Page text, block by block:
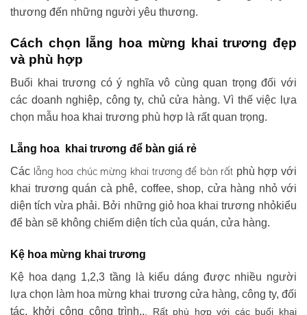
thương đến những người yêu thương.
Cách chọn lẵng hoa mừng khai trương đẹp
và phù hợp
Buổi khai trương có ý nghĩa vô cùng quan trọng đối với
các doanh nghiệp, công ty, chủ cửa hàng. Vì thế việc lựa
chọn mẫu hoa khai trương phù hợp là rất quan trọng.
Lẵng hoa khai trương để bàn giá rẻ
Các lẵng hoa chúc mừng khai trương để bàn rất phù hợp với
khai trương quán cà phê, coffee, shop, cửa hàng nhỏ với
diện tích vừa phải. Bởi những giỏ hoa khai trương nhỏkiểu
để bàn sẽ không chiếm diện tích của quán, cửa hàng.
Kệ hoa mừng khai trương
Kệ hoa dạng 1,2,3 tầng là kiểu dáng được nhiều người
lựa chọn làm hoa mừng khai trương cửa hàng, công ty, đối
tác, khởi công công trình.. . Rất phù hợp với các buổi khai